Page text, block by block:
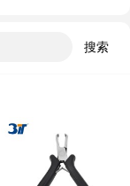
搜索